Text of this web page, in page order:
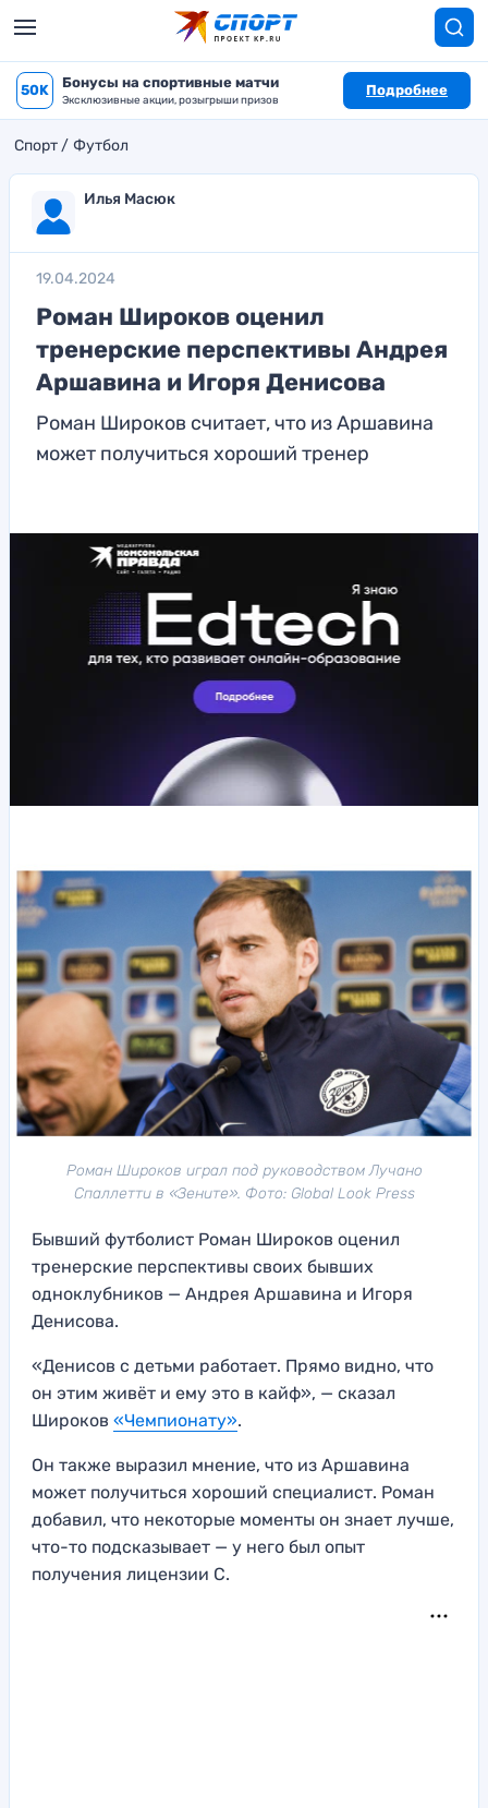
50K Бонусы на спортивные матчи
Эксклюзивные акции, розыгрыши призов
Подробнее
Спорт Футбол
Илья Масюк
19.04.2024
Роман Широков оценил
тренерские перспективы Андрея
Аршавина и Игоря Денисова
Роман Широков считает, что из Аршавина
может получиться хороший тренер
Роман Широков играл под руководством Лучано
Спаллетти в «Зените». Фото: Global Look Press
Бывший футболист Роман Широков оценил
тренерские перспективы своих бывших
одноклубников — Андрея Аршавина и Игоря
Денисова.
«Денисов с детьми работает. Прямо видно, что
он этим живёт и ему это в кайф», — сказал
Широков «Чемпионату».
Он также выразил мнение, что из Аршавина
может получиться хороший специалист. Роман
добавил, что некоторые моменты он знает лучше,
что-то подсказывает — у него был опыт
получения лицензии С.